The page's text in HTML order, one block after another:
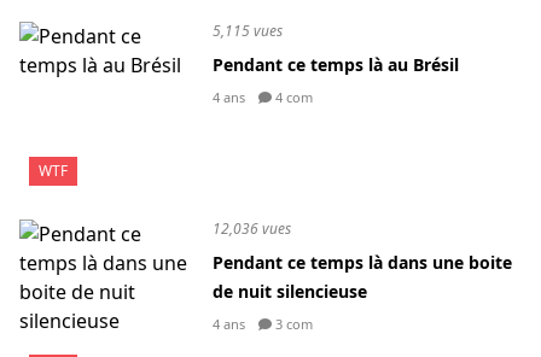
WTF
5,115 vues
Pendant ce temps là au Brésil
4 ans 4 com
12,036 vues
Pendant ce temps là dans une boite
de nuit silencieuse
4 ans 3 com